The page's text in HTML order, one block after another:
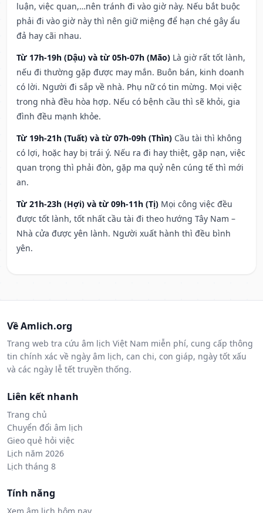
luận, việc quan,…nên tránh đi vào giờ này. Nếu bắt buộc
phải đi vào giờ này thì nên giữ miệng để hạn ché gây ẩu
đả hay cãi nhau.
Từ 17h-19h (Dậu) và từ 05h-07h (Mão) Là giờ rất tốt lành,
nếu đi thường gặp được may mắn. Buôn bán, kinh doanh
có lời. Người đi sắp về nhà. Phụ nữ có tin mừng. Mọi việc
trong nhà đều hòa hợp. Nếu có bệnh cầu thì sẽ khỏi, gia
đình đều mạnh khỏe.
Từ 19h-21h (Tuất) và từ 07h-09h (Thìn) Cầu tài thì không
có lợi, hoặc hay bị trái ý. Nếu ra đi hay thiệt, gặp nạn, việc
quan trọng thì phải đòn, gặp ma quỷ nên cúng tế thì mới
an.
Từ 21h-23h (Hợi) và từ 09h-11h (Tị) Mọi công việc đều
được tốt lành, tốt nhất cầu tài đi theo hướng Tây Nam –
Nhà cửa được yên lành. Người xuất hành thì đều bình
yên.
Về Amlich.org
Trang web tra cứu âm lịch Việt Nam miễn phí, cung cấp thông
tin chính xác về ngày âm lịch, can chi, con giáp, ngày tốt xấu
và các ngày lễ tết truyền thống.
Liên kết nhanh
Trang chủ
Chuyển đổi âm lịch
Gieo quẻ hỏi việc
Lịch năm 2026
Lịch tháng 8
Tính năng